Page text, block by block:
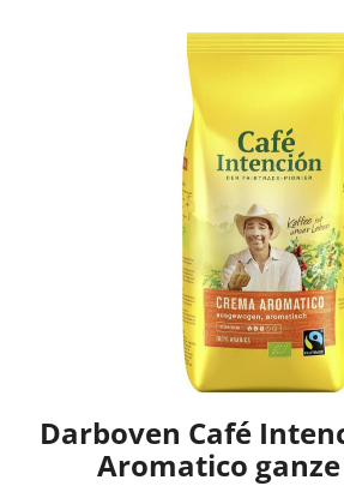
Darboven Café
Aromatico